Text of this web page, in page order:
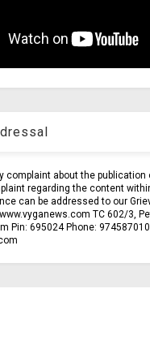
complaint about the
regarding the content
can be addressed to our
TC 602/3,
Pin: 695024 Phone: